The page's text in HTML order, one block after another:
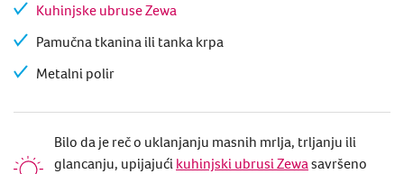
Kuhinjske ubruse Zewa
Pamučna tkanina ili tanka krpa
Metalni polir
Bilo da je reč o uklanjanju masnih mrlja, trljanju ili
glancanju, upijajući kuhinjski ubrusi Zewasavršeno